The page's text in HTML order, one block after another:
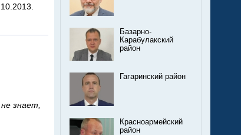
знает,
Базарно-
Карабулакский
район
Гагаринский район
Красноармейский
район